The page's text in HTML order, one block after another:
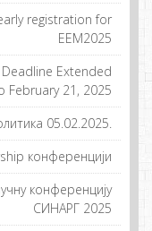
registration for
EEM2025
Extended
February 21, 2025
05.02.2025.
кoнфeрeнциjи
конференцију
СИНАРГ 2025